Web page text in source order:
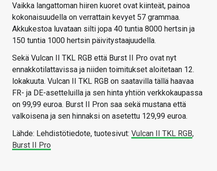
Vaikka langattoman hiiren kuoret ovat kiinteät, painoa
kokonaisuudella on verrattain kevyet 57 grammaa.
Akkukestoa luvataan silti jopa 40 tuntia 8000 hertsin ja
150 tuntia 1000 hertsin päivitystaajuudella.
Sekä Vulcan II TKL RGB että Burst II Pro ovat nyt
ennakkotilattavissa ja niiden toimitukset aloitetaan 12.
lokakuuta. Vulcan II TKL RGB on saatavilla tällä haavaa
FR- ja DE-asetteluilla ja sen hinta yhtiön verkkokaupassa
on 99,99 euroa. Burst II Pron saa sekä mustana että
valkoisena ja sen hinnaksi on asetettu 129,99 euroa.
Lähde: Lehdistötiedote, tuotesivut: Vulcan II TKL RGB,
Burst II Pro